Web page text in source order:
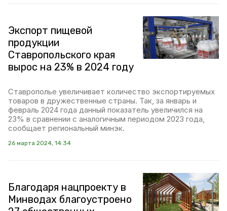
Экспорт пищевой
продукции
Ставропольского края
вырос на 23% в 2024 году
Ставрополье увеличивает количество экспортируемых
товаров в дружественные страны. Так, за январь и
февраль 2024 года данный показатель увеличился на
23% в сравнении с аналогичным периодом 2023 года,
сообщает региональный минэк.
26 марта 2024, 14:34
Благодаря нацпроекту в
Минводах благоустроено